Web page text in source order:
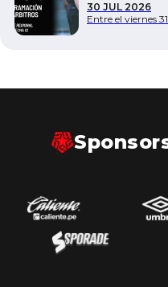
30 JUL 2026
Entre el viernes